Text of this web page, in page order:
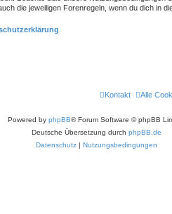
die jeweiligen Forenregeln, wenn du dich in
Alle
Kontakt
Powered by phpBB® Forum Software © phpBB
Deutsche Übersetzung durch phpBB.de
Datenschutz | Nutzungsbedingungen